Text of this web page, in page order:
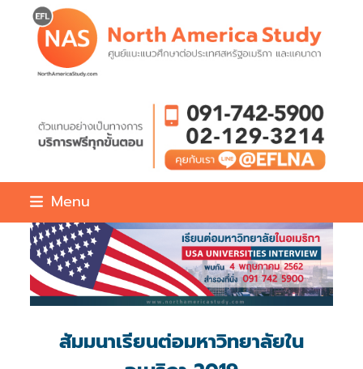
content
Menu
สัมมนาเรียนต่อมหาวิทยาลัยใน